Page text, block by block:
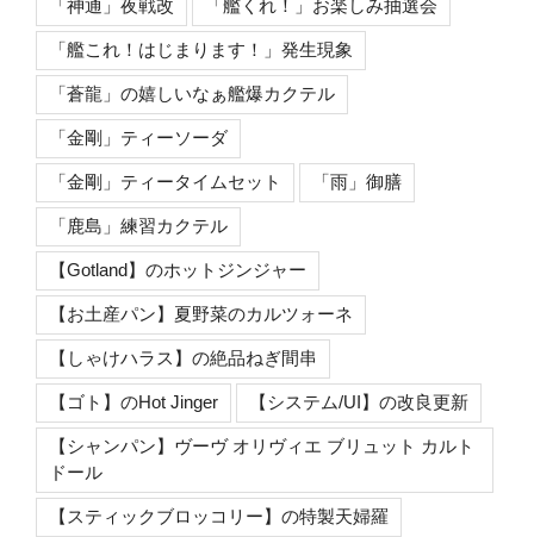
「神通」夜戦改 「艦くれ！」お楽しみ抽選会
「艦これ！はじまります！」発生現象
「蒼龍」の嬉しいなぁ艦爆カクテル
「金剛」ティーソーダ
「金剛」ティータイムセット 「雨」御膳
「鹿島」練習カクテル
【Gotland】のホットジンジャー
【お土産パン】夏野菜のカルツォーネ
【しゃけハラス】の絶品ねぎ間串
【ゴト】のHot Jinger 【システム/UI】の改良更新
【シャンパン】ヴーヴ オリヴィエ ブリュット カルト
ドール
【スティックブロッコリー】の特製天婦羅